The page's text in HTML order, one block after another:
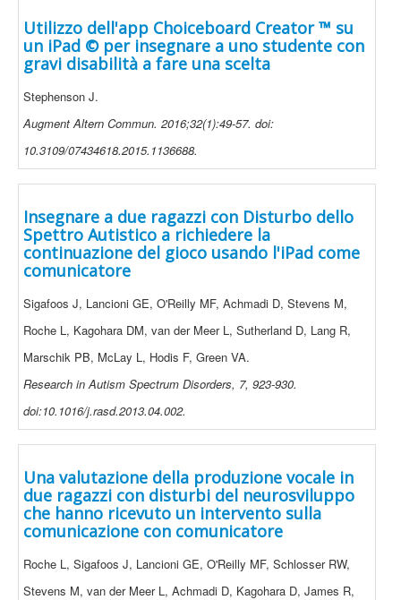
Utilizzo dell'app Choiceboard Creator ™ su
un iPad © per insegnare a uno studente con
gravi disabilità a fare una scelta
Stephenson J.
Augment Altern Commun. 2016;32(1):49-57. doi:
10.3109/07434618.2015.1136688.
Insegnare a due ragazzi con Disturbo dello
Spettro Autistico a richiedere la
continuazione del gioco usando l'iPad come
comunicatore
Sigafoos J, Lancioni GE, O'Reilly MF, Achmadi D, Stevens M,
Roche L, Kagohara DM, van der Meer L, Sutherland D, Lang R,
Marschik PB, McLay L, Hodis F, Green VA.
Research in Autism Spectrum Disorders, 7, 923-930.
doi:10.1016/j.rasd.2013.04.002.
Una valutazione della produzione vocale in
due ragazzi con disturbi del neurosviluppo
che hanno ricevuto un intervento sulla
comunicazione con comunicatore
Roche L, Sigafoos J, Lancioni GE, O'Reilly MF, Schlosser RW,
Stevens M, van der Meer L, Achmadi D, Kagohara D, James R,